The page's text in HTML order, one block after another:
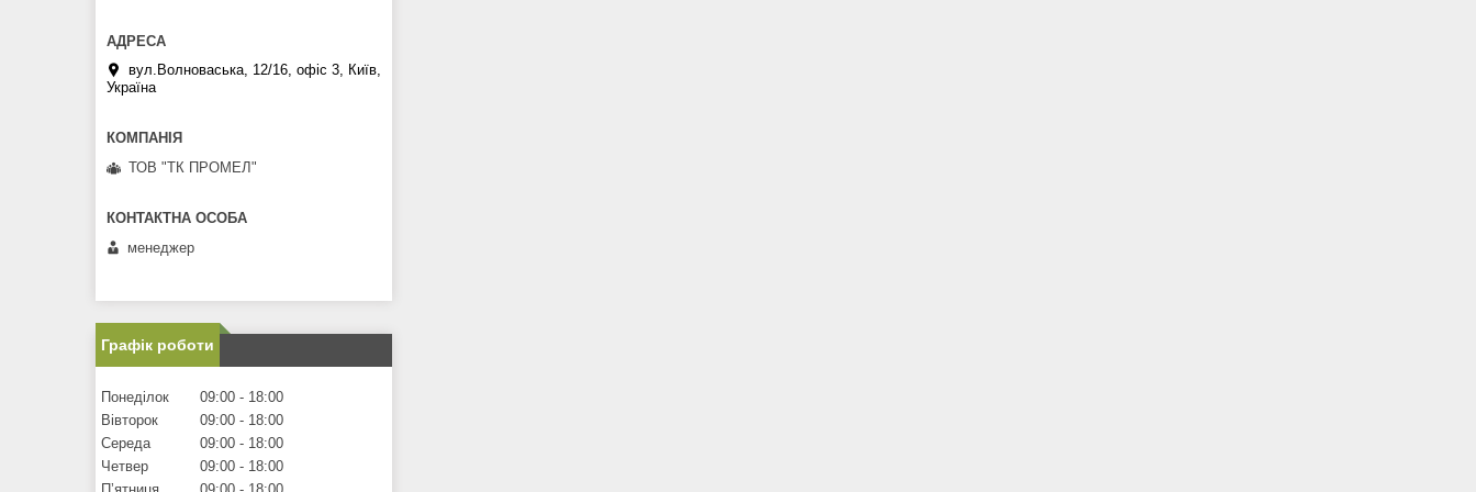
вул.Волноваська, 12/16, офіс 3, Київ,
Україна
ТОВ "ТК ПРОМЕЛ"
менеджер
Графік роботи
Понеділок 09:00
18:00
Вівторок
09:00
18:00
Середа
09:00
18:00
Четвер
09:00
18:00